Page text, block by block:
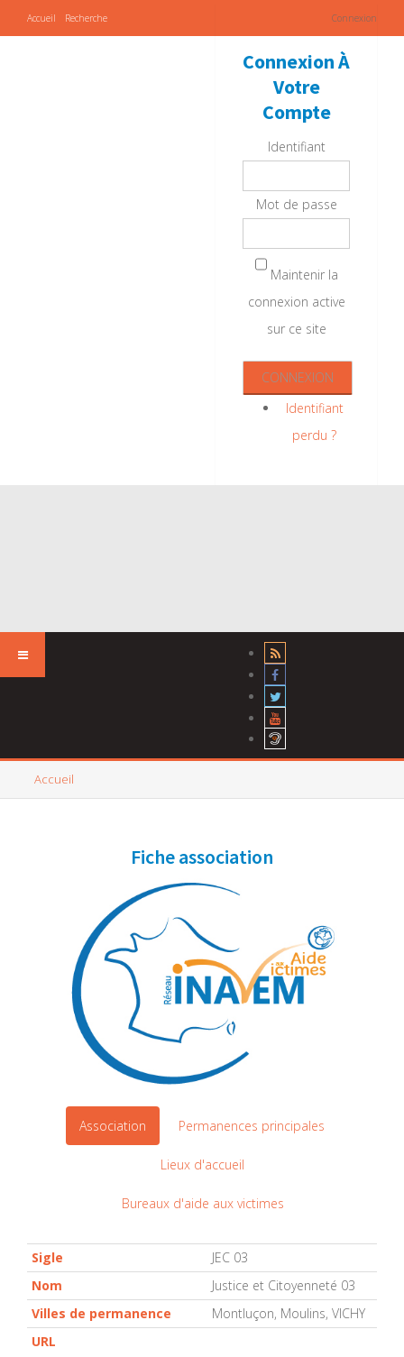
Accueil Recherche Connexion
Connexion À
Votre
Compte
Identifiant
Mot de passe
Maintenir la
connexion active
sur ce site
Identifiant
perdu ?
Accueil
Fiche association
Association Permanences principales
Lieux d'accueil
Bureaux d'aide aux victimes
Sigle
JEC 03
Nom
Justice et Citoyenneté 03
Villes de permanence
Montluçon, Moulins, VICHY
URL